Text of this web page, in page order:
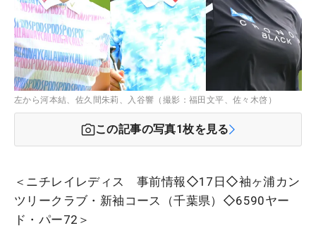
左から河本結、佐久間朱莉、入谷響（撮影：福田文平、佐々木啓）
この記事の写真1枚を見る
＜ニチレイレディス 事前情報◇17日◇袖ヶ浦カン
ツリークラブ・新袖コース（千葉県）◇6590ヤー
ド・パー72＞